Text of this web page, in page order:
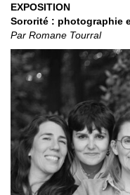
EXPOSITION
Sororité : photographie
Par Romane Tourral